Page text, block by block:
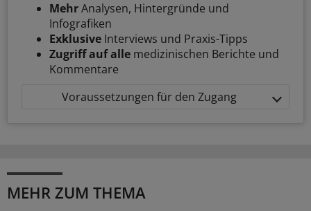
MehrAnalysen, Hintergründe und
Infografiken
Exklusive Interviews und Praxis-Tipps
Zugriff auf alle medizinischen Berichte und
Kommentare
Voraussetzungen für den Zugang
MEHR ZUM THEMA